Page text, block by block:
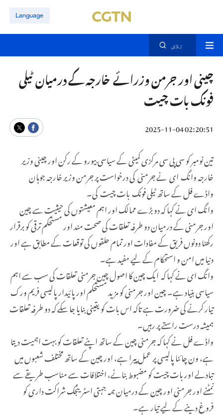
Language
تلاش
چینی اور جرمن وزرائے خارجہ کے درمیان ٹیلی
فونک بات چیت
02:20:51 2025-11-04
تین نومبر کو سی پی سی مرکزی کمیٹی کے سیاسی بیورو کے رکن اور چینی وزیر
خارجہ وانگ ای نے جرمنی کی درخواست پر جرمن وزیر خارجہ جوہان
واڈے فل کے ساتھ ٹیلی فونک بات چیت کی۔
وانگ ای نے کہا کہ دو بڑے ممالک اور اہم معیشتوں کی حیثیت سے چین
اور جرمنی کے درمیان دو طرفہ تعلقات کی صحت مند اور مستحکم ترقی کو برقرار
رکھنا دونوں فریق کے مفادات اور تمام حلقوں کی توقعات کے مطابق ہے اور
دنیا میں امن و استحکام کے لیے مفید ہے۔
وانگ ای نے کہا کہ ایک چین کا اصول چین جرمنی تعلقات کی سب سے اہم
سیاسی بنیاد ہے۔ چین اور جرمنی کو مزید مستحکم اور پائیدار پالیسی فریم ورک
تیار کرنے کی ضرورت ہے تاکہ اس بات کو یقینی بنایا جا سکے کہ دو طرفہ تعلقات
ہمیشہ درست راستے پر رہیں۔
واڈے فل نے کہا کہ جرمنی چین کے ساتھ اپنے تعلقات کو بہت اہمیت دیتا
ہے، ون چائنا پالیسی پر عمل پیرا ہے، اور چین کے ساتھ مختلف شعبوں میں
تبادلے اور بات چیت کو مضبوط بنانے، اختلافات سے مناسب طریقے سے
نمٹنے اور جرمنی اور چین کے درمیان ہمہ جہتی اسٹریٹجک شراکت داری کو
فروغ دینے کے لیے تیار ہے۔